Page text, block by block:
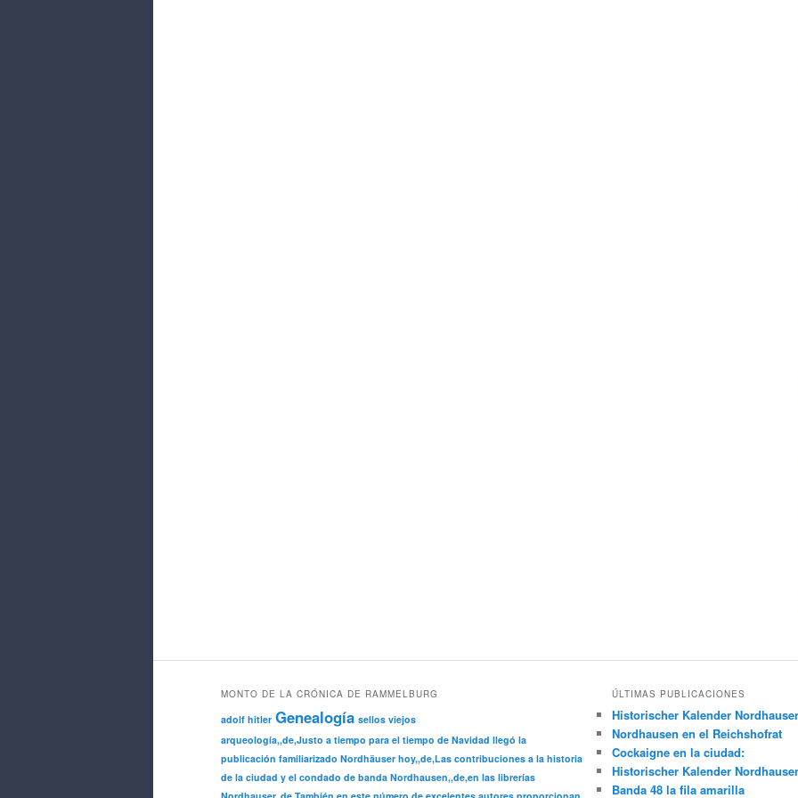
MONTO DE LA CRÓNICA DE RAMMELBURG
adolf hitler Genealogía sellos viejos
arqueología,,de,Justo a tiempo para el tiempo de Navidad llegó la
publicación familiarizado Nordhäuser hoy,,de,Las contribuciones a la historia
de la ciudad y el condado de banda Nordhausen,,de,en las librerías
ÚLTIMAS PUBLICACIONES
Historischer Kalender
Nordhausen en el Reichshofrat
Cockaigne en la ciudad:
Historischer Kalender
Banda 48 la fila amarilla